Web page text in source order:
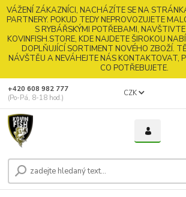
VÁŽENÍ ZÁKAZNÍCI, NACHÁZÍTE SE NA
PARTNERY. POKUD TEDY NEPROVOZUJETE
S RYBÁŘSKÝMI POTŘEBAMI,
KOVINFISH.STORE, KDE NAJDETE ŠIROKOU
DOPLŇUJÍCÍ SORTIMENT NOVÉHO ZBOŽÍ.
NÁVŠTĚU A NEVÁHEJTE NÁS KONTAKTOVAT,
CO POTŘEBUJETE.
CZK
+420 608 982 777
(Po-Pá, 8-18 hod.)